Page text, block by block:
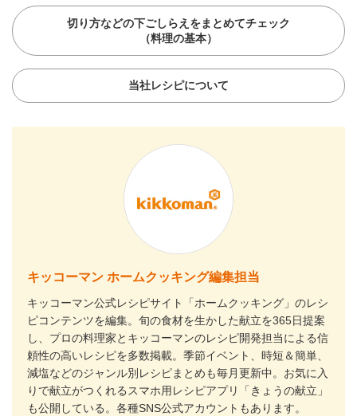
切り方などの下ごしらえをまとめてチェック
（料理の基本）
当社レシピについて
キッコーマン ホームクッキング編集担当
キッコーマン公式レシピサイト「ホームクッキング」のレシ
ピコンテンツを編集。旬の食材を生かした献立を365日提案
し、プロの料理家とキッコーマンのレシピ開発担当による信
頼性の高いレシピを多数掲載。季節イベント、時短＆簡単、
減塩などのジャンル別レシピまとめも毎月更新中。お気に入
りで献立がつくれるスマホ用レシピアプリ「きょうの献立」
も公開している。各種SNS公式アカウントもあります。